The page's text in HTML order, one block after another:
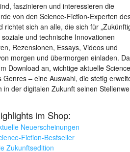
faszinieren und interessieren die
von den Science-Fiction-Experten
sich an alle, die sich für
und technische Innovationen
Rezensionen, Essays, Videos und
morgen und übermorgen einladen.
Download an, wichtige aktuelle
– eine Auswahl, die stetig
der digitalen Zukunft seinen
im Shop:
Neuerscheinungen
Fiction-Bestseller
Zukunftsedition